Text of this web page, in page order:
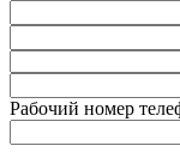
Рабочий номер